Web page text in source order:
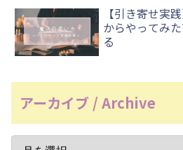
【引き寄せ実
からやってみ
る
アーカイブ / Archive